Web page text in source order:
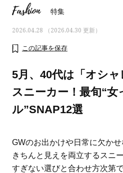
Fashion 特集
2026.04.28 （2026.04.30 更新）
この記事を保存
5月、40代は「オシ
スニーカー！最旬“
ル”SNAP12選
GWのお出かけや日常に欠か
きちんと見えを両立するスニ
すぎない選びと合わせ方次第